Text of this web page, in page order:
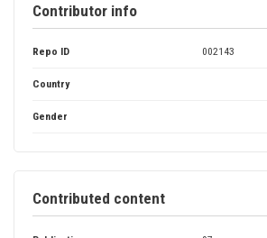
Contributor info
Repo ID 002143
Country
Gender
Contributed content